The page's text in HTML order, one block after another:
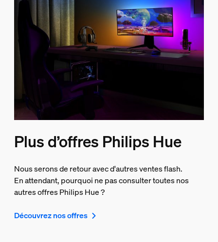
Plus d’offres Philips Hue
Nous serons de retour avec d'autres ventes flash.
En attendant, pourquoi ne pas consulter toutes nos
autres offres Philips Hue ?
Découvrez nos offres